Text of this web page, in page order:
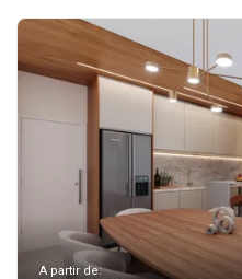
A partir de: